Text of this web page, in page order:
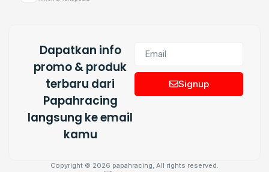
Dapatkan info
promo & produk
terbaru dari
Papahracing
langsung ke email
kamu
Signup
Copyright © 2026 papahracing, All rights reserved.